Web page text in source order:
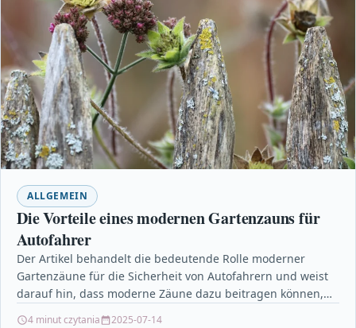
ALLGEMEIN
Die Vorteile eines modernen Gartenzauns für
Autofahrer
Der Artikel behandelt die bedeutende Rolle moderner
Gartenzäune für die Sicherheit von Autofahrern und weist
darauf hin, dass moderne Zäune dazu beitragen können,
4 minut czytania 2025-07-14